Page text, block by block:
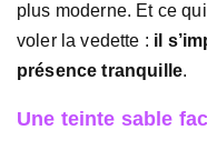
plus moderne. Et ce
voler la vedette : il
présence tranquille.
Une teinte sable